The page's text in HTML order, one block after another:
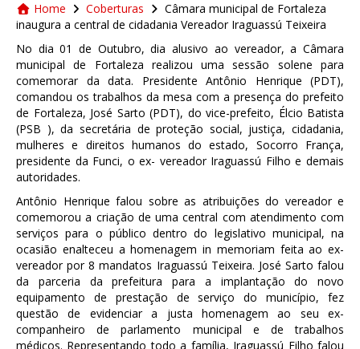
Home Coberturas
Câmara municipal de Fortaleza
inaugura a central de cidadania Vereador Iraguassú Teixeira
No dia 01 de Outubro, dia alusivo ao vereador, a Câmara
municipal de Fortaleza realizou uma sessão solene para
comemorar da data. Presidente Antônio Henrique (PDT),
comandou os trabalhos da mesa com a presença do prefeito
de Fortaleza, José Sarto (PDT), do vice-prefeito, Élcio Batista
(PSB ), da secretária de proteção social, justiça, cidadania,
mulheres e direitos humanos do estado, Socorro França,
presidente da Funci, o ex- vereador Iraguassú Filho e demais
autoridades.
Antônio Henrique falou sobre as atribuições do vereador e
comemorou a criação de uma central com atendimento com
serviços para o público dentro do legislativo municipal, na
ocasião enalteceu a homenagem in memoriam feita ao ex-
vereador por 8 mandatos Iraguassú Teixeira. José Sarto falou
da parceria da prefeitura para a implantação do novo
equipamento de prestação de serviço do município, fez
questão de evidenciar a justa homenagem ao seu ex-
companheiro de parlamento municipal e de trabalhos
médicos. Representando todo a família, Iraguassú Filho falou